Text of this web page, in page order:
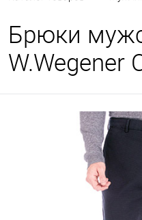
Брюки
W.Wegener